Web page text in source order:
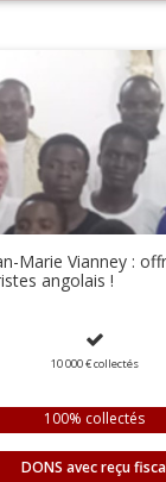
Marie Vianney :
angolais !
10 000 €collectés
100% collectés
DONS